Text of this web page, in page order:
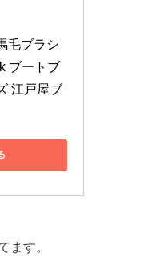
毛ブラシ
ブートブ
江戸屋ブ
ます。